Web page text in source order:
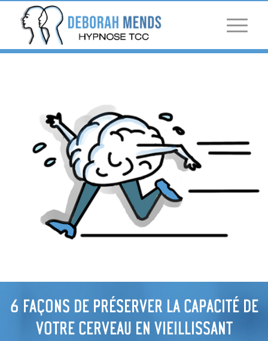
6 FAÇONS DE PRÉSERVER LA CAPACITÉ DE
VOTRE CERVEAU EN VIEILLISSANT
Panneau de gestion des cookies